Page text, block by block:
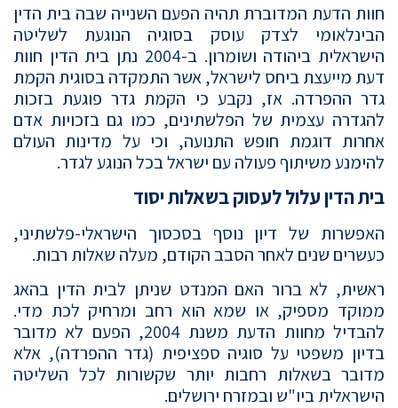
חוות הדעת המדוברת תהיה הפעם השנייה שבה בית הדין
הבינלאומי לצדק עוסק בסוגיה הנוגעת לשליטה
הישראלית ביהודה ושומרון. ב-2004 נתן בית הדין חוות
דעת מייעצת ביחס לישראל, אשר התמקדה בסוגית הקמת
גדר ההפרדה. אז, נקבע כי הקמת גדר פוגעת בזכות
להגדרה עצמית של הפלשתינים, כמו גם בזכויות אדם
אחרות דוגמת חופש התנועה, וכי על מדינות העולם
להימנע משיתוף פעולה עם ישראל בכל הנוגע לגדר.
בית הדין עלול לעסוק בשאלות יסוד
האפשרות של דיון נוסף בסכסוך הישראלי-פלשתיני,
כעשרים שנים לאחר הסבב הקודם, מעלה שאלות רבות.
ראשית, לא ברור האם המנדט שניתן לבית הדין בהאג
ממוקד מספיק, או שמא הוא רחב ומרחיק לכת מדי.
להבדיל מחוות הדעת משנת 2004, הפעם לא מדובר
בדיון משפטי על סוגיה ספציפית (גדר ההפרדה), אלא
מדובר בשאלות רחבות יותר שקשורות לכל השליטה
הישראלית ביו"ש ובמזרח ירושלים.